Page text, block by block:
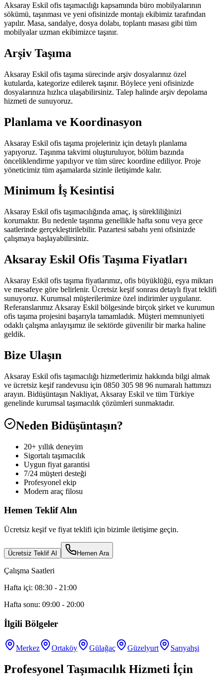
Aksaray Eskil ofis taşımacılığı kapsamında büro mobilyalarının
sökümü, taşınması ve yeni ofisinizde montajı ekibimiz tarafından
yapılır. Masa, sandalye, dosya dolabı, toplantı masası gibi tüm
mobilyalar uzman ekibimizce taşınır.
Arşiv Taşıma
Aksaray Eskil ofis taşıma sürecinde arşiv dosyalarınız özel
kutularda, kategorize edilerek taşınır. Böylece yeni ofisinizde
dosyalarınıza hızlıca ulaşabilirsiniz. Talep halinde arşiv depolama
hizmeti de sunuyoruz.
Planlama ve Koordinasyon
Aksaray Eskil ofis taşıma projeleriniz için detaylı planlama
yapıyoruz. Taşınma takvimi oluşturuluyor, bölüm bazında
önceliklendirme yapılıyor ve tüm sürec koordine ediliyor. Proje
yöneticimiz tüm aşamalarda sizinle iletişimde kalır.
Minimum İş Kesintisi
Aksaray Eskil ofis taşımacılığında amaç, iş sürekliliğinizi
korumaktır. Bu nedenle taşınma genellikle hafta sonu veya gece
saatlerinde gerçekleştirilebilir. Pazartesi sabahı yeni ofisinizde
çalışmaya başlayabilirsiniz.
Aksaray Eskil Ofis Taşıma Fiyatları
Aksaray Eskil ofis taşıma fiyatlarımız, ofis büyüklüğü, eşya miktarı
ve mesafeye göre belirlenir. Ücretsiz keşif sonrası detaylı fiyat teklifi
sunuyoruz. Kurumsal müşterilerimize özel indirimler uygulanır.
Referanslarımız Aksaray Eskil bölgesinde birçok şirket ve kurumun
ofis taşıma projesini başarıyla tamamladık. Müşteri memnuniyeti
odaklı çalışma anlayışımız ile sektörde güvenilir bir marka haline
geldik.
Bize Ulaşın
Aksaray Eskil ofis taşımacılığı hizmetlerimiz hakkında bilgi almak
ve ücretsiz keşif randevusu için 0850 305 98 96 numaralı hattımızı
arayın. Bidüşüntaşın Nakliyat, Aksaray Eskil ve tüm Türkiye
genelinde kurumsal taşımacılık çözümleri sunmaktadır.
Neden Bidüşüntaşın?
20+ yıllık deneyim
Sigortalı taşımacılık
Uygun fiyat garantisi
7/24 müşteri desteği
Profesyonel ekip
Modern araç filosu
Hemen Teklif Alın
Ücretsiz keşif ve fiyat teklifi için bizimle iletişime geçin.
Ücretsiz Teklif Al Hemen Ara
Çalışma Saatleri
Hafta içi: 08:30 - 21:00
Hafta sonu: 09:00 - 20:00
İlgili Bölgeler
Merkez Ortaköy Gülağaç Güzelyurt Sarıyahşi
Profesyonel Taşımacılık Hizmeti İçin